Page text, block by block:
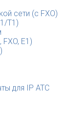
сети (с FXO)
T1)
E1)
для IP АТС